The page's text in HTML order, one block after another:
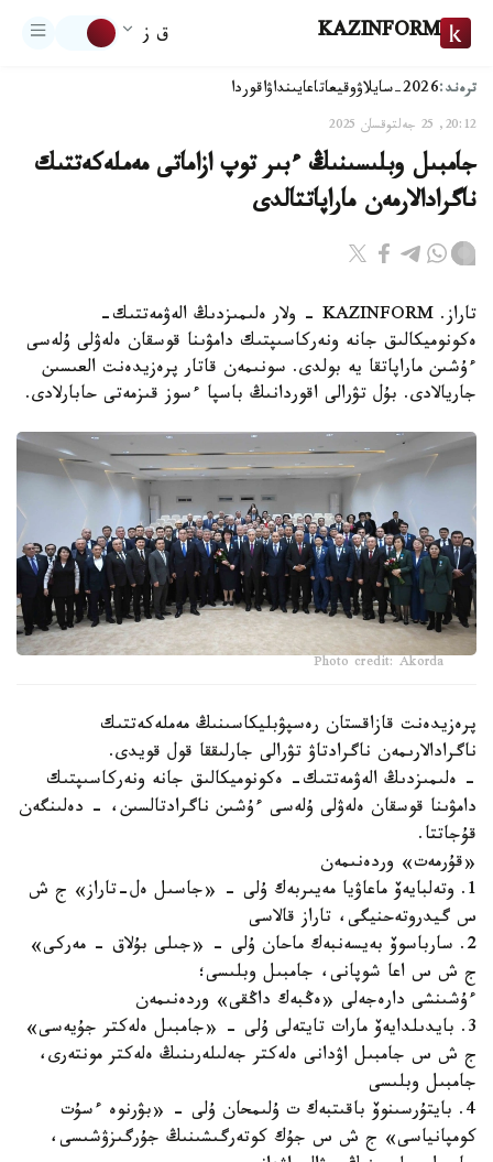
KAZINFORM ق ز
ترەند:2026-سايلاۋ وقيعاتاعايىنداۋاقوردا
20:12, 25 جەلتوقسان 2025
جامبىل وبلىسىنىڭ ءبىر توپ ازاماتى مەملەكەتتىك
ناگرادالارمەن ماراپاتتالدى
تاراز. KAZINFORM - ولار ەلىمىزدىڭ الەۋمەتتىك-
ەكونوميكالىق جانە ونەركاسىپتىك دامۋىنا قوسقان ەلەۋلى ۇلەسى
ءۇشىن ماراپاتقا يە بولدى. سونىمەن قاتار پرەزيدەنت العىسىن
جاريالادى. بۇل تۋرالى اقوردانىڭ باسپا ءسوز قىزمەتى حابارلادى.
Photo credit: Akorda
پرەزيدەنت قازاقستان رەسپۋبليكاسىنىڭ مەملەكەتتىك
ناگرادالارىمەن ناگرادتاۋ تۋرالى جارلىققا قول قويدى.
- ەلىمىزدىڭ الەۋمەتتىك- ەكونوميكالىق جانە ونەركاسىپتىك
دامۋىنا قوسقان ەلەۋلى ۇلەسى ءۇشىن ناگرادتالسىن، - دەلىنگەن
قۇجاتتا.
«قۇرمەت» وردەنىمەن
1. وتەلبايەۆ ماعاۋيا مەيىربەك ۇلى - «جاسىل ەل-تاراز» ج ش
س گيدروتەحنيگى، تاراز قالاسى
2. سارباسوۆ بەيسەنبەك ماحان ۇلى - «جىلى بۇلاق - مەركى»
ج ش س اعا شوپانى، جامبىل وبلىسى؛
ءۇشىنشى دارەجەلى «ەڭبەك داڭقى» وردەنىمەن
3. بايدىلدايەۆ مارات تايتەلى ۇلى - «جامبىل ەلەكتر جۇيەسى»
ج ش س جامبىل اۋدانى ەلەكتر جەلىلەرىنىڭ ەلەكتر مونتەرى،
جامبىل وبلىسى
4. بايتۇرسىنوۆ باقىتبەك ت ۇلىمحان ۇلى - «بۋرنوە ءسۇت
كومپانياسى» ج ش س جۇك كوتەرگىشىنىڭ جۇرگىزۋشىسى،